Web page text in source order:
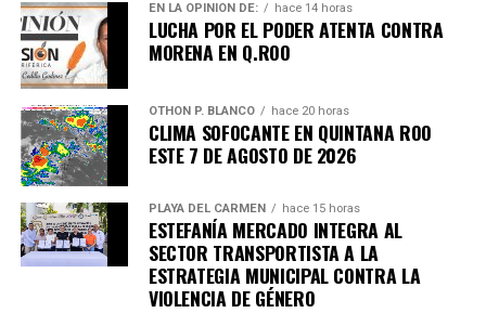
EN LA OPINIÓN DE: hace 14 horas
LUCHA POR EL PODER ATENTA CONTRA
MORENA EN Q.ROO
OTHON P. BLANCO hace 20 horas
CLIMA SOFOCANTE EN QUINTANA ROO
ESTE 7 DE AGOSTO DE 2026
PLAYA DEL CARMEN hace 15 horas
ESTEFANÍA MERCADO INTEGRA AL
SECTOR TRANSPORTISTA A LA
ESTRATEGIA MUNICIPAL CONTRA LA
VIOLENCIA DE GÉNERO